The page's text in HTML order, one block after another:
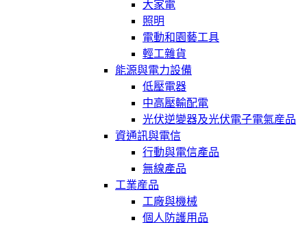
大家電
照明
電動和園藝工具
輕工雜貨
能源與電力設備
低壓電器
中高壓輸配電
光伏逆變器及光伏電子電氣産品
資通訊與電信
行動與電信產品
無線產品
工業産品
工廠與機械
個人防護用品